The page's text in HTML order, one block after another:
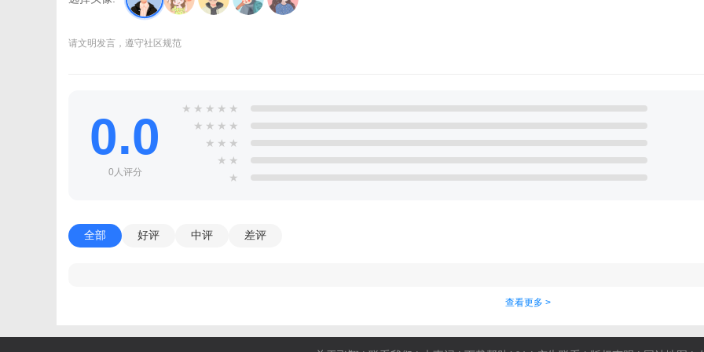
请文明发言，遵守社区规范
0.0
0人评分
★ ★ ★ ★ ★
★ ★ ★ ★
★ ★ ★
★ ★
★
全部 好评 中评 差评
查看更多 >